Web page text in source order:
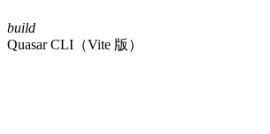
build
Quasar CLI（Vite 版）